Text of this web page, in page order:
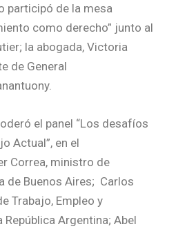
participó de la mesa
como derecho” junto al
la abogada, Victoria
de General
el panel “Los desafíos
Actual”, en el
Correa, ministro de
de Buenos Aires; Carlos
Trabajo, Empleo y
Argentina; Abel